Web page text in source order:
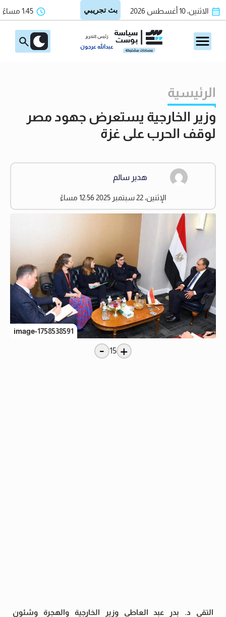
الاثنين، 10 أغسطس 2026 1:45 مساءً
رئيس التحرير
عبدالله عرجون
الرئيسية
وزير الخارجية يستعرض جهود مصر
لوقف الحرب على غزة
هدير سالم
الإثنين، 22 سبتمبر 2025 12:56 مساءً
image-1758538591
+
15
-
التقى د. بدر عبد العاطي وزير الخارجية والهجرة وشئون